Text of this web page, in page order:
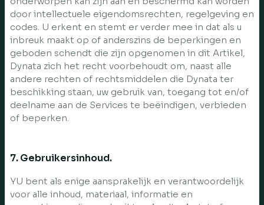
door intellectuele eigendomsrechten, regelgeving en
codes. U erkent en stemt er verder mee in dat als u
inbreuk maakt op of anderszins de beperkingen en
geboden schendt die zijn opgenomen in dit Artikel,
Dynata zich het recht voorbehoudt om, naast alle
andere rechten of rechtsmiddelen die Dynata ter
beschikking staan, uw gebruik van, toegang tot en/of
deelname aan de Services te beëindigen, verbieden
of beperken.
7. Gebruikersinhoud.
YU bent als enige aansprakelijk en verantwoordelijk
voor alle inhoud, materiaal, informatie en